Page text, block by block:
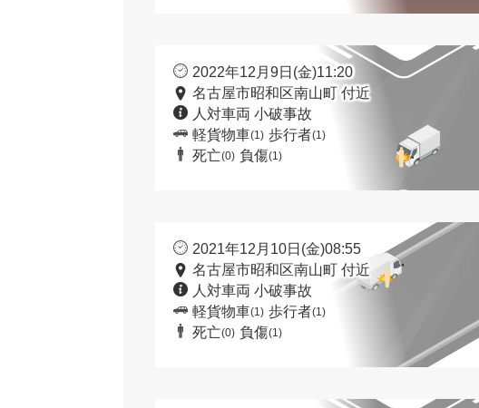
2022年12月9日(金)11:20
名古屋市昭和区南山町 付近
人対車両 小破事故
軽貨物車(1) 歩行者(1)
死亡(0) 負傷(1)
2021年12月10日(金)08:55
名古屋市昭和区南山町 付近
人対車両 小破事故
軽貨物車(1) 歩行者(1)
死亡(0) 負傷(1)